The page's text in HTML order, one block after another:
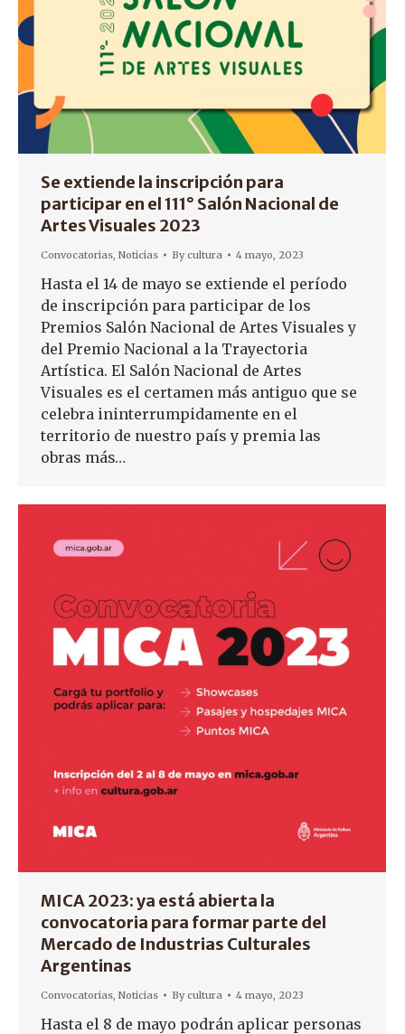
Se extiende la inscripción para
participar en el 111° Salón Nacional de
Artes Visuales 2023
Convocatorias, Noticias Bycultura 4 mayo, 2023
Hasta el 14 de mayo se extiende el período
de inscripción para participar de los
Premios Salón Nacional de Artes Visuales y
del Premio Nacional a la Trayectoria
Artística. El Salón Nacional de Artes
Visuales es el certamen más antiguo que se
celebra ininterrumpidamente en el
territorio de nuestro país y premia las
obras más…
MICA 2023: ya está abierta la
convocatoria para formar parte del
Mercado de Industrias Culturales
Argentinas
Convocatorias, Noticias Bycultura 4 mayo, 2023
Hasta el 8 de mayo podrán aplicar personas